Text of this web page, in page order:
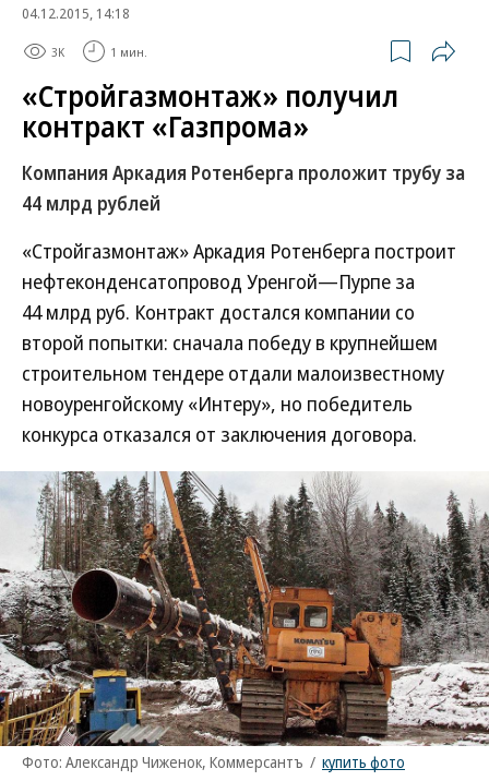
04.12.2015, 14:18
3K 1 мин.
«Стройгазмонтаж» получил
контракт «Газпрома»
Компания Аркадия Ротенберга проложит трубу за
44 млрд рублей
«Стройгазмонтаж» Аркадия Ротенберга построит
нефтеконденсатопровод Уренгой—Пурпе за
44 млрд руб. Контракт достался компании со
второй попытки: сначала победу в крупнейшем
строительном тендере отдали малоизвестному
новоуренгойскому «Интеру», но победитель
конкурса отказался от заключения договора.
Фото: Александр Чиженок, Коммерсантъ / купить фото